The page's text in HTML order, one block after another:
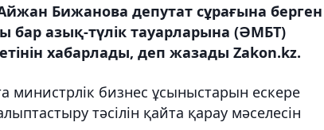
Бижанова депутат сұрағына берген
бар азық-түлік тауарларына (ӘМБТ)
хабарлады, деп жазады Zakon.kz.
министрлік бизнес ұсыныстарын ескере
тәсілін қайта қарау мәселесін